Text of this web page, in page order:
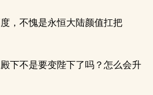
，不愧是永恒大陆颜值扛把
下不是要变陛下了吗？怎么会升